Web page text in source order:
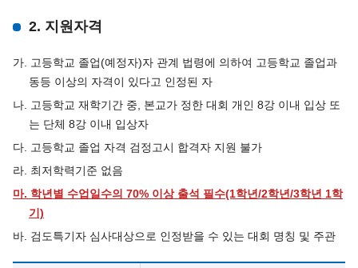
2. 지원자격
가. 고등학교 졸업(예정자)자 관계 법령에 의하여 고등학교 졸업과
동등 이상의 자격이 있다고 인정된 자
나. 고등학교 재학기간 중, 본교가 정한 대회 개인 8강 이내 입상 또
는 단체 8강 이내 입상자
다. 고등학교 졸업 자격 검정고시 합격자 지원 불가
라. 최저학력기준 없음
마. 학년별 수업일수의 70% 이상 출석 필수(1학년/2학년/3학년 1학
기)
바. 검도특기자 심사대상으로 인정받을 수 있는 대회 명칭 및 주관